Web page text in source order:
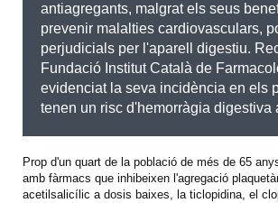
antiagregants, malgrat els seus
prevenir malalties cardiovasculars,
perjudicials per l'aparell digestiu.
Fundació Institut Català de
evidenciat la seva incidència en els
tenen un risc d'hemorràgia digestiva
Prop d'un quart de la població de més de 65
amb fàrmacs que inhibeixen l'agregació
acetilsalicílic a dosis baixes, la ticlopidina, el